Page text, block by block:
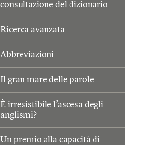
consultazione del dizionario
Ricerca avanzata
Abbreviazioni
Il gran mare delle parole
È irresistibile l’ascesa degli
anglismi?
Un premio alla capacità di